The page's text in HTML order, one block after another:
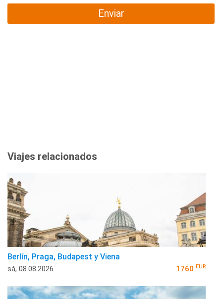
Enviar
Viajes relacionados
Berlín, Praga, Budapest y Viena
sá, 08.08.2026 1760 EUR